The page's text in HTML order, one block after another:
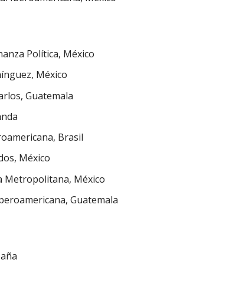
Política, México
México
Guatemala
Brasil
México
Metropolitana, México
Guatemala